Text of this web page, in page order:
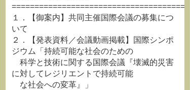
１．【御案内】共同主催国際会議の募集につ
いて
２．【発表資料／会議動画掲載】国際シンポ
ジウム「持続可能な社会のための
科学と技術に関する国際会議『壊滅的災害
に対してレジリエントで持続可能
な社会への変革』」